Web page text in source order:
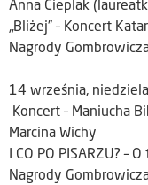
Anna Cieplak
„Bliżej” – Koncert
Nagrody
14 września,
Koncert – Maniucha
Marcina Wichy
I CO PO PISARZU? –
Nagrody